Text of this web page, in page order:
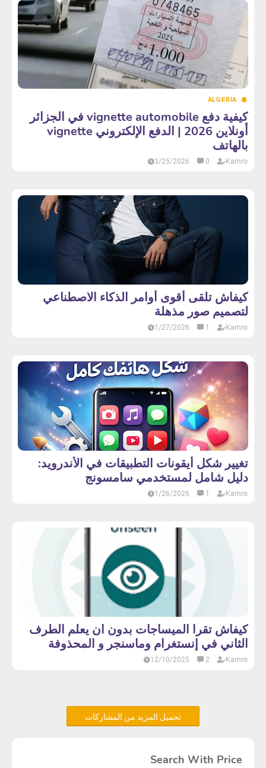
ALGERIA
كيفية دفع vignette automobile في الجزائر
أونلاين 2026 | الدفع الإلكتروني vignette
بالهاتف
Kamro
0
3/25/2026
كيفاش تلقى أقوى أوامر الذكاء الاصطناعي
لتصميم صور مذهلة
Kamro
1
1/27/2026
تغيير شكل أيقونات التطبيقات في الأندرويد:
دليل شامل لمستخدمي سامسونج
Kamro
1
1/26/2026
كيفاش تقرا الميساجات بدون ان يعلم الطرف
الثاني في إنستغرام وماسنجر و المحذوفة
Kamro
2
12/10/2025
تحميل المزيد من المشاركات
Search With Price